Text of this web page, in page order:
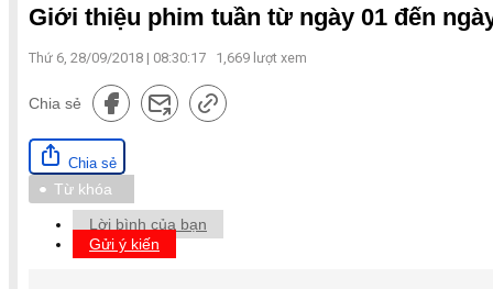
Giới thiệu phim tuần từ ngày 01 đến
Thứ 6, 28/09/2018 | 08:30:17 1,669 lượt xem
Chia sẻ
Chia sẻ
Từ khóa
Lời bình của bạn
Gửi ý kiến